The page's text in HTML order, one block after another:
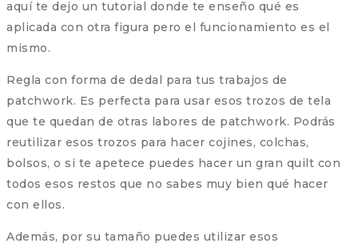
aquí te dejo un tutorial donde te enseño qué es
aplicada con otra figura pero el funcionamiento es el
mismo.
Regla con forma de dedal para tus trabajos de
patchwork. Es perfecta para usar esos trozos de tela
que te quedan de otras labores de patchwork. Podrás
reutilizar esos trozos para hacer cojines, colchas,
bolsos, o si te apetece puedes hacer un gran quilt con
todos esos restos que no sabes muy bien qué hacer
con ellos.
Además, por su tamaño puedes utilizar esos